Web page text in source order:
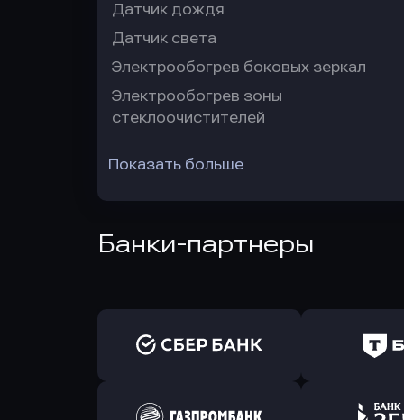
Датчик дождя
Датчик света
Электрообогрев боковых зеркал
Электрообогрев зоны
стеклоочистителей
Показать больше
Банки-партнеры
Оправить заявку